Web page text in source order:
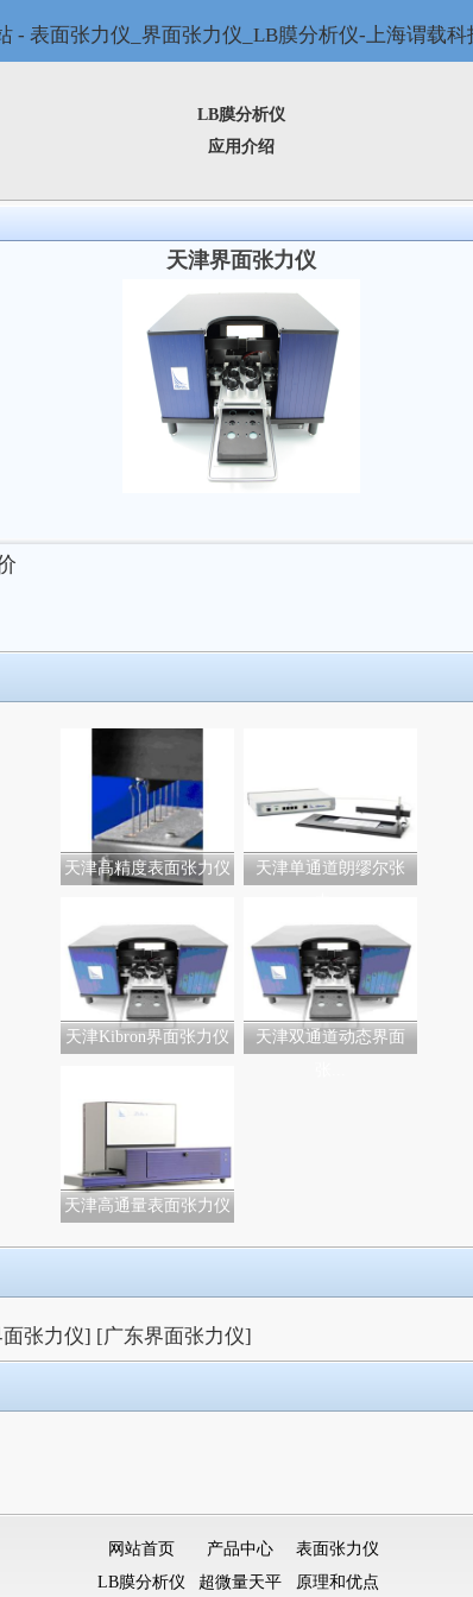
LB膜分析仪
应用介绍
天津界面张力仪
天津高精度表面张力仪
天津单通道朗缪尔张
天津Kibron界面张力仪
天津双通道动态界面
天津高通量表面张力仪
张力仪] [广东界面张力仪]
网站首页 产品中心
表面张力仪
LB膜分析仪
超微量天平 原理和优点